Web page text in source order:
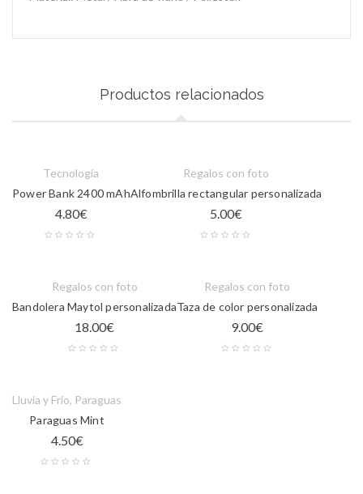
Productos relacionados
Tecnología
Power Bank 2400 mAh
4.80€
Regalos con foto
Alfombrilla rectangular personalizada
5.00€
Regalos con foto
Bandolera Maytol personalizada
18.00€
Regalos con foto
Taza de color personalizada
9.00€
Lluvia y Frío, Paraguas
Paraguas Mint
4.50€